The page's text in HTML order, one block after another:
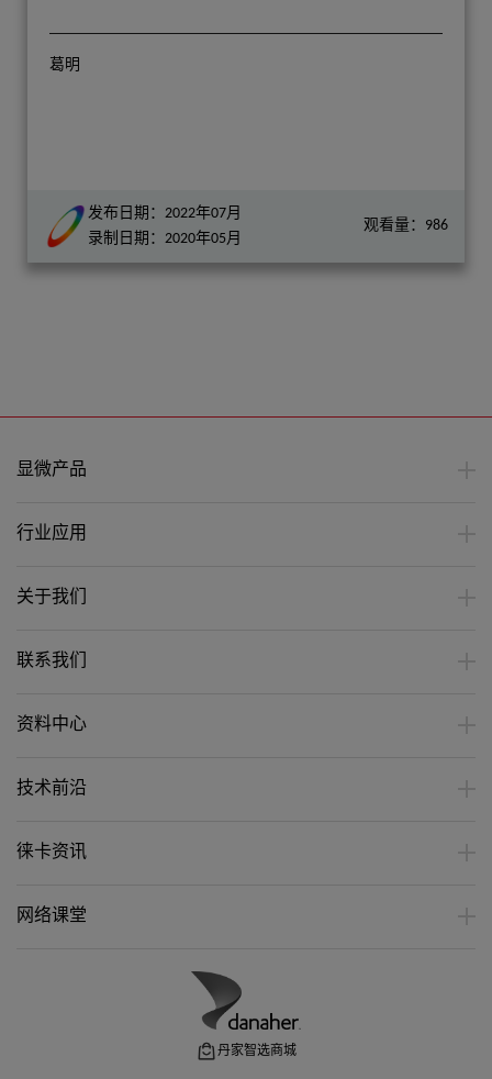
葛明
发布日期：2022年07月
录制日期：2020年05月
观看量：986
显微产品
行业应用
关于我们
联系我们
资料中心
技术前沿
徕卡资讯
网络课堂
丹家智选商城